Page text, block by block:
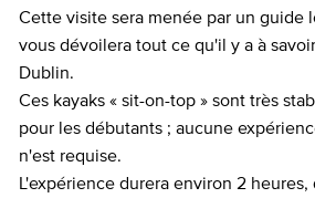
Cette visite sera menée par un guide
vous dévoilera tout ce qu'il y a à
Dublin.
Ces kayaks « sit-on-top » sont très
pour les débutants ; aucune
n'est requise.
L'expérience durera environ 2